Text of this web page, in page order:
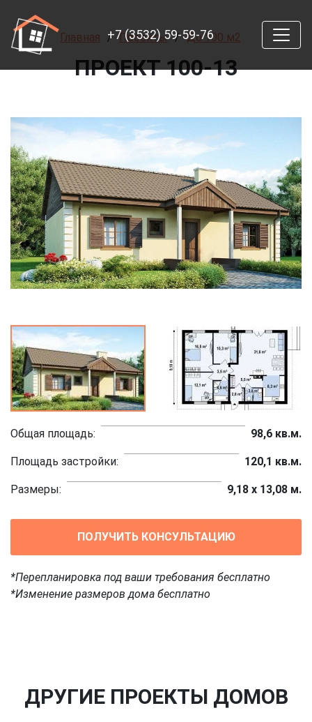
+7 (3532) 59-59-76
Главная Проекты До 100 м2
ПРОЕКТ 100-13
Общая площадь: 98,6 кв.м.
Площадь застройки: 120,1 кв.м.
Размеры: 9,18 x 13,08 м.
ПОЛУЧИТЬ КОНСУЛЬТАЦИЮ
*Перепланировка под ваши требования бесплатно
*Изменение размеров дома бесплатно
ДРУГИЕ ПРОЕКТЫ ДОМОВ